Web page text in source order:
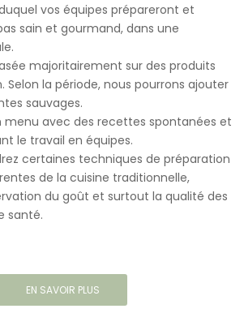
vos équipes prépareront et
sain et gourmand, dans une
majoritairement sur des produits
Selon la période, nous pourrons ajouter
sauvages.
menu avec des recettes spontanées et
le travail en équipes.
certaines techniques de préparation
de la cuisine traditionnelle,
du goût et surtout la qualité des
santé.
EN SAVOIR PLUS